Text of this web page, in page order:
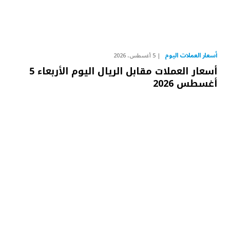
أسعار العملات اليوم 5 أغسطس، 2026
أسعار العملات مقابل الريال اليوم الأربعاء 5
أغسطس 2026